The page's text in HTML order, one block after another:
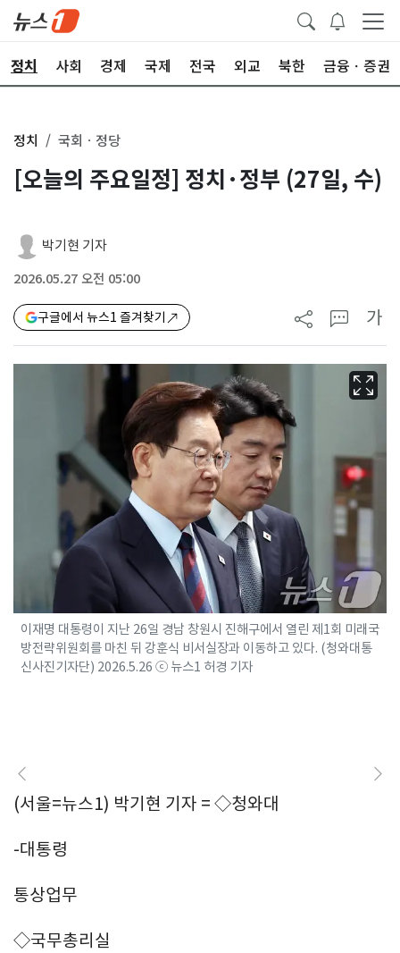
정치 사회 경제 국제 전국 외교 북한 금융ㆍ증권
정치 국회ㆍ정당
[오늘의 주요일정] 정치·정부 (27일, 수)
박기현 기자
2026.05.27 오전 05:00
구글에서 뉴스1 즐겨찾기 가
이재명 대통령이 지난 26일 경남 창원시 진해구에서 열린 제1회 미래국
방전략위원회를 마친 뒤 강훈식 비서실장과 이동하고 있다. (청와대통
신사진기자단) 2026.5.26 ⓒ 뉴스1 허경 기자
(서울=뉴스1) 박기현 기자 = ◇청와대
-대통령
통상업무
◇국무총리실